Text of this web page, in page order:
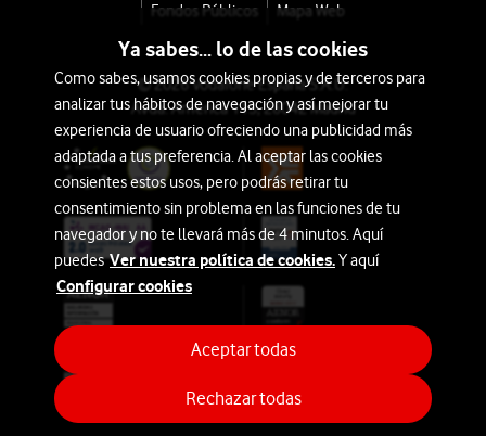
Fondos Públicos Mapa Web
© 2026 Vodafone España S.A.U.
Avda. América 115, 28042 Madrid
Ya sabes... lo de las cookies
Como sabes, usamos cookies propias y de terceros para
analizar tus hábitos de navegación y así mejorar tu
experiencia de usuario ofreciendo una publicidad más
adaptada a tus preferencia. Al aceptar las cookies
consientes estos usos, pero podrás retirar tu
consentimiento sin problema en las funciones de tu
navegador y no te llevará más de 4 minutos. Aquí
puedesVer nuestra política de cookies.Y aquí
Configurar cookies
Rechazar todas
Aceptar todas